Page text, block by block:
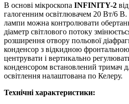
В основі мікроскопа INFINITY-2 від
галогенним освітлювачем 20 Вт/6 В.
лампи можна контролювати
діаметр світлового потоку
розширення отвору польової
конденсор з відкидною
центрувати і вертикально
конденсором встановлений тримач
освітлення налаштована по Келеру.
Технічні характеристики: